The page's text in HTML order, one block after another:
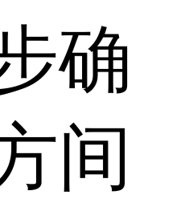
确
间